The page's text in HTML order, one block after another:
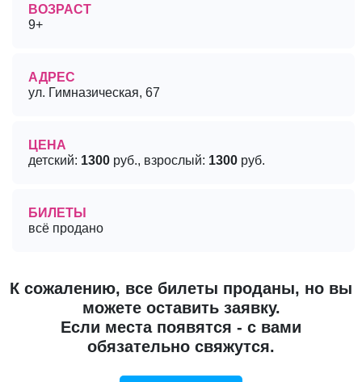
ВОЗРАСТ
9+
АДРЕС
ул. Гимназическая, 67
ЦЕНА
детский: 1300 руб., взрослый: 1300 руб.
БИЛЕТЫ
всё продано
К сожалению, все билеты проданы, но вы
можете оставить заявку.
Если места появятся - с вами
обязательно свяжутся.